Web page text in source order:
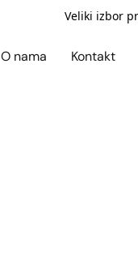
Veliki izbor
O nama Kontakt